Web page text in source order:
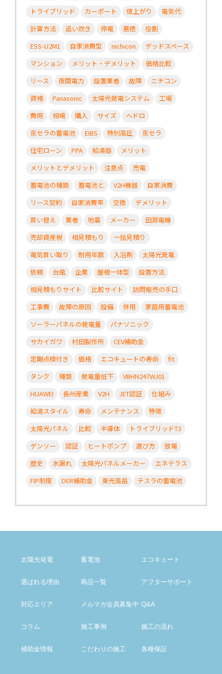
トライブリッド
カーポート 値上がり
電気代
計算方法
追い炊き 停電 悪徳
役割
ESS-U2M1
自家消費型 nichicon
デッドスペース
マンション
メリット・デメリット
価格比較
リース
夜間電力 設置業者 故障
ニチコン
資格
Panasonic 太陽光発電システム
工場
費用
相場 購入 サイズ
ヘドロ
京セラの蓄電池
EIBS 特別高圧
京セラ
住宅ローン
PPA 給湯器
メリット
メリットとデメリット
注意点
売電
蓄電池の種類
蓄電池と V2H機器
自家消費
リース契約
自家消費率 交換
デメリット
買い替え
業者 地震 メーカー
田淵電機
売却資産税
相見積もり
一括見積り
電気買い取り
耐用年数 入浴剤
太陽光発電
依頼
台風 企業 屋根一体型
設置方法
相見積もりサイト
比較サイト
訪問販売の手口
工事費
故障の原因 設備 併用
家庭用蓄電池
ソーラーパネルの発電量
パナソニック
サカイガワ
村田製作所
CEV補助金
定期点検付き
価格 エコキュートの寿命
fit
タンク
種類 発電量低下
VBHN247WJ01
HUAWEI
長州産業 V2H JET認証
仕組み
給湯スタイル
寿命 メンテナンス
特徴
太陽光パネル
比較 半導体
トライブリッドT3
デンソー
認証 ヒートポンプ 選び方
放電
歴史
水漏れ 太陽光パネルメーカー
エネテラス
FIP制度
DER補助金 東光高岳 テスラの蓄電池
太陽光発電 蓄電池 エコキュート
選ばれる理由 商品一覧 アフターサポート
対応エリア メルマガ会員募集中 Q&A
コラム 施工事例 施工の流れ
補助金情報 こだわりの施工 各種保証